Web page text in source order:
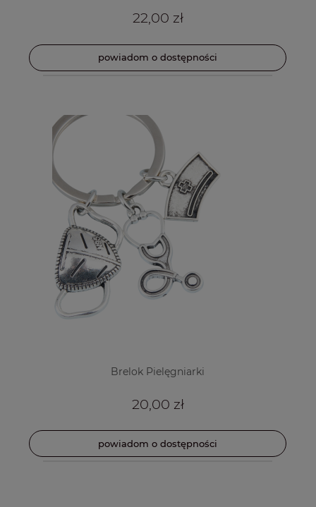
22,00 zł
powiadom o dostępności
Brelok Pielęgniarki
20,00 zł
powiadom o dostępności